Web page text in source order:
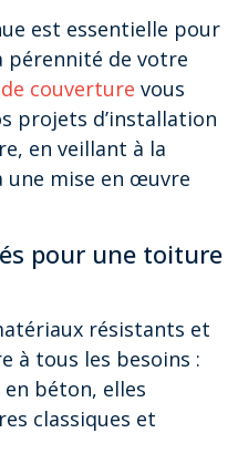
est essentielle pour
pérennité de votre
couverture vous
projets d’installation
en veillant à la
une mise en œuvre
pour une toiture
résistants et
à tous les besoins :
béton, elles
classiques et